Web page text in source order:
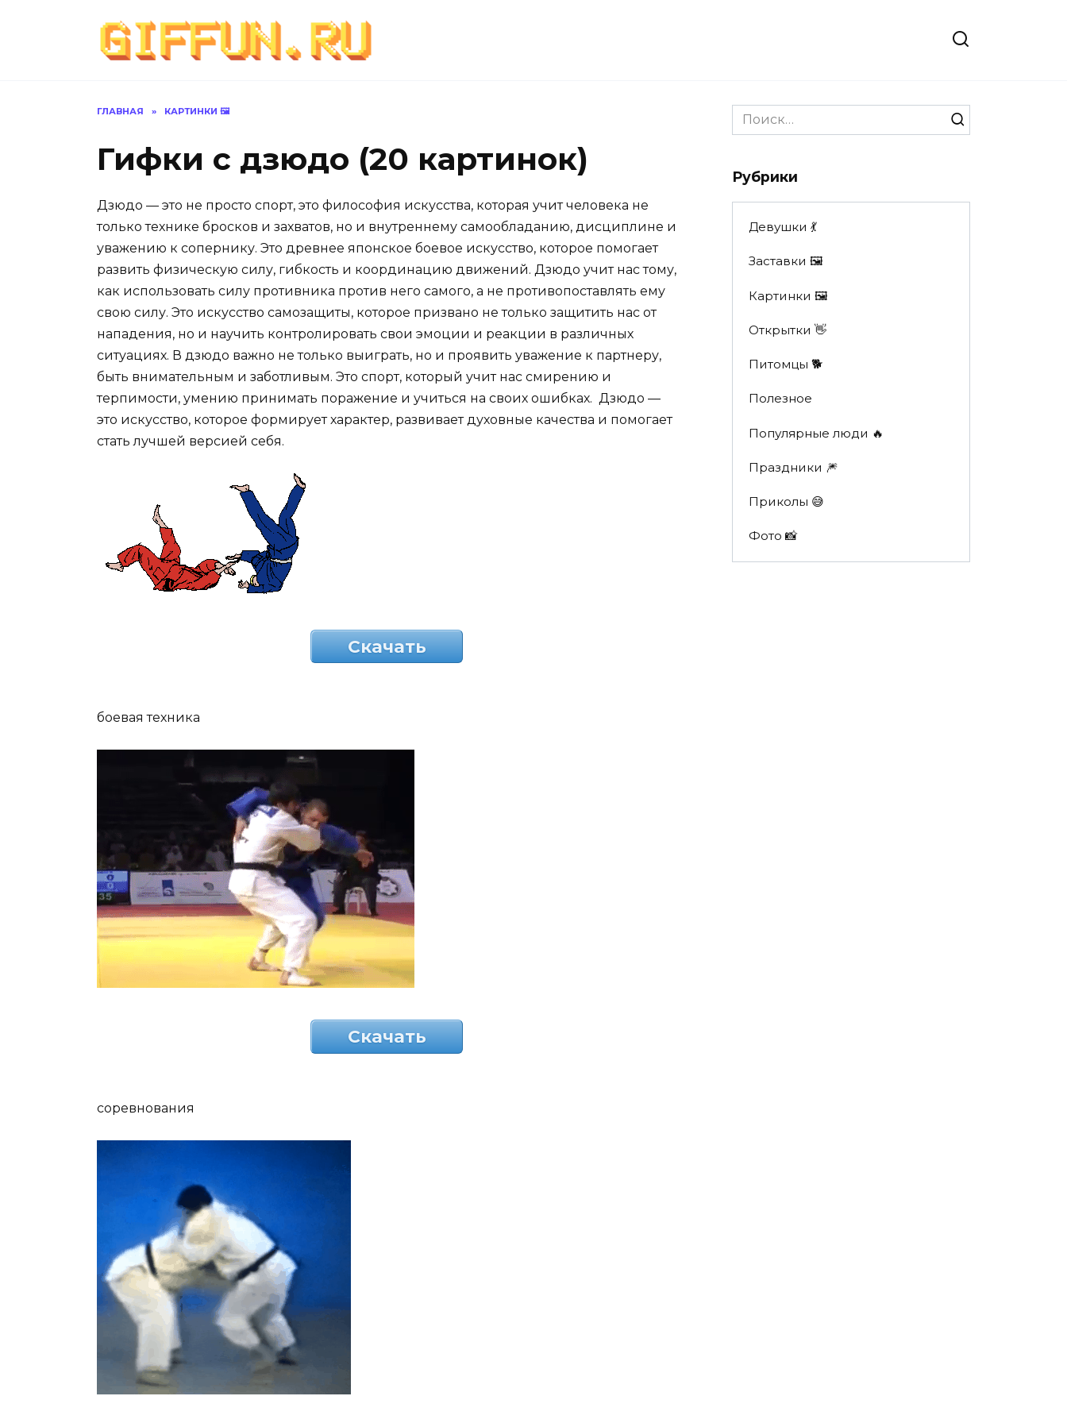
ГЛАВНАЯ » КАРТИНКИ 🖼
Гифки с дзюдо (20 картинок)
Дзюдо — это не просто спорт, это философия искусства, которая учит человека не
только технике бросков и захватов, но и внутреннему самообладанию, дисциплине и
уважению к сопернику. Это древнее японское боевое искусство, которое помогает
развить физическую силу, гибкость и координацию движений. Дзюдо учит нас тому,
как использовать силу противника против него самого, а не противопоставлять ему
свою силу. Это искусство самозащиты, которое призвано не только защитить нас от
нападения, но и научить контролировать свои эмоции и реакции в различных
ситуациях. В дзюдо важно не только выиграть, но и проявить уважение к партнеру,
быть внимательным и заботливым. Это спорт, который учит нас смирению и
терпимости, умению принимать поражение и учиться на своих ошибках. Дзюдо —
это искусство, которое формирует характер, развивает духовные качества и помогает
стать лучшей версией себя.
Скачать
боевая техника
Скачать
соревнования
Search
for:
Рубрики
Девушки 💃
Заставки 🖼
Картинки 🖼
Открытки 👋
Питомцы 🐕
Полезное
Популярные люди 🔥
Праздники 🎆
Приколы 😅
Фото 📸